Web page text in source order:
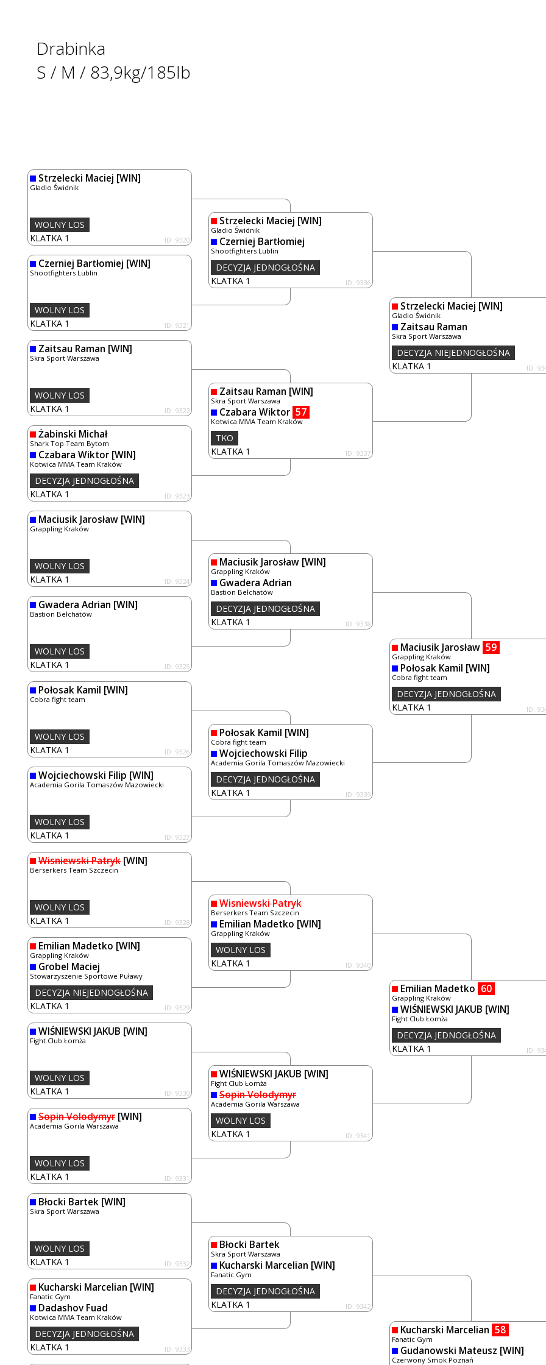
Drabinka
S / M / 83,9kg/185lb
Strzelecki Maciej [WIN]
Gladio Świdnik
KLATKA 1 ID: 9320
WOLNY LOS
Czerniej Bartłomiej [WIN]
Shootfighters Lublin
KLATKA 1 ID: 9321
WOLNY LOS
Zaitsau Raman [WIN]
Skra Sport Warszawa
KLATKA 1 ID: 9322
WOLNY LOS
Żabinski Michał
Shark Top Team Bytom
Czabara Wiktor [WIN]
Kotwica MMA Team Kraków
KLATKA 1 ID: 9323
DECYZJA JEDNOGŁOŚNA
Maciusik Jarosław [WIN]
Grappling Kraków
KLATKA 1 ID: 9324
WOLNY LOS
Gwadera Adrian [WIN]
Bastion Bełchatów
KLATKA 1 ID: 9325
WOLNY LOS
Połosak Kamil [WIN]
Cobra fight team
KLATKA 1 ID: 9326
WOLNY LOS
Wojciechowski Filip [WIN]
Academia Gorila Tomaszów Mazowiecki
KLATKA 1 ID: 9327
WOLNY LOS
Wisniewski Patryk [WIN]
Berserkers Team Szczecin
KLATKA 1 ID: 9328
WOLNY LOS
Emilian Madetko [WIN]
Grappling Kraków
Grobel Maciej
Stowarzyszenie Sportowe Puławy
KLATKA 1 ID: 9329
DECYZJA NIEJEDNOGŁOŚNA
WIŚNIEWSKI JAKUB [WIN]
Fight Club Łomża
KLATKA 1 ID: 9330
WOLNY LOS
Sopin Volodymyr [WIN]
Academia Gorila Warszawa
KLATKA 1 ID: 9331
WOLNY LOS
Błocki Bartek [WIN]
Skra Sport Warszawa
KLATKA 1 ID: 9332
WOLNY LOS
Kucharski Marcelian [WIN]
Fanatic Gym
Dadashov Fuad
Kotwica MMA Team Kraków
KLATKA 1 ID: 9333
DECYZJA JEDNOGŁOŚNA
Strzelecki Maciej [WIN]
Gladio Świdnik
Czerniej Bartłomiej
Shootfighters Lublin
KLATKA 1 ID: 9336
DECYZJA JEDNOGŁOŚNA
Zaitsau Raman [WIN]
Skra Sport Warszawa
Czabara Wiktor 57
Kotwica MMA Team Kraków
KLATKA 1 ID: 9337
TKO
Maciusik Jarosław [WIN]
Grappling Kraków
Gwadera Adrian
Bastion Bełchatów
KLATKA 1 ID: 9338
DECYZJA JEDNOGŁOŚNA
Połosak Kamil [WIN]
Cobra fight team
Wojciechowski Filip
Academia Gorila Tomaszów Mazowiecki
KLATKA 1 ID: 9339
DECYZJA JEDNOGŁOŚNA
Wisniewski Patryk
Berserkers Team Szczecin
Emilian Madetko [WIN]
Grappling Kraków
KLATKA 1 ID: 9340
WOLNY LOS
WIŚNIEWSKI JAKUB [WIN]
Fight Club Łomża
Sopin Volodymyr
Academia Gorila Warszawa
KLATKA 1 ID: 9341
WOLNY LOS
Błocki Bartek
Skra Sport Warszawa
Kucharski Marcelian [WIN]
Fanatic Gym
KLATKA 1 ID: 9342
DECYZJA JEDNOGŁOŚNA
Strzelecki Maciej [WIN]
Gladio Świdnik
Zaitsau Raman
Skra Sport Warszawa
KLATKA 1 ID:
DECYZJA NIEJEDNOGŁOŚNA
Maciusik Jarosław 59
Grappling Kraków
Połosak Kamil [WIN]
Cobra fight team
KLATKA 1 ID:
DECYZJA JEDNOGŁOŚNA
Emilian Madetko 60
Grappling Kraków
WIŚNIEWSKI JAKUB [WIN]
Fight Club Łomża
KLATKA 1 ID:
DECYZJA JEDNOGŁOŚNA
Kucharski Marcelian 58
Fanatic Gym
Gudanowski Mateusz [WIN]
Czerwony Smok Poznań